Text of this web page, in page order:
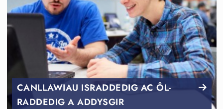
CANLLAWIAU ISRADDEDIG AC ÔL-
RADDEDIG A ADDYSGIR